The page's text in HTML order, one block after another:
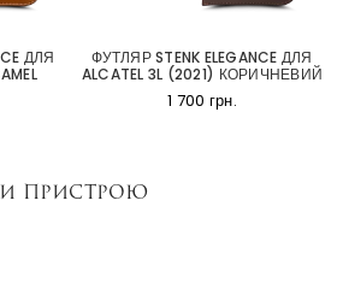
ДЛЯ
ФУТЛЯР STENK ELEGANCE ДЛЯ
ALCATEL 3L (2021) КОРИЧНЕВИЙ
1 700 грн.
пристрою